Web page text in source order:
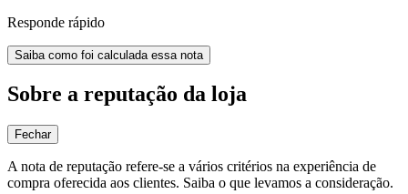
Responde rápido
Saiba como foi calculada essa nota
Sobre a reputação da loja
Fechar
A nota de reputação refere-se a vários critérios na experiência de
compra oferecida aos clientes. Saiba o que levamos a consideração.